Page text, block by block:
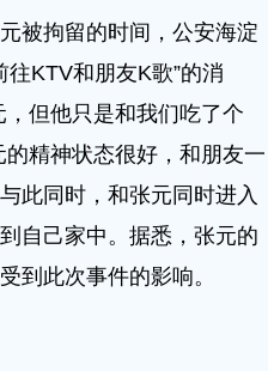
被拘留的时间，公安海淀
KTV和朋友K歌”的消
但他只是和我们吃了个
精神状态很好，和朋友一
此同时，和张元同时进入
自己家中。据悉，张元的
到此次事件的影响。